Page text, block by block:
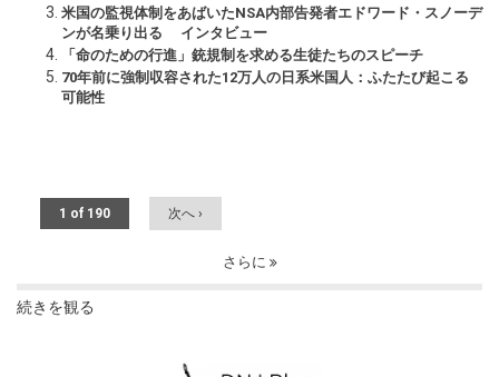
米国の監視体制をあばいたNSA内部告発者エドワード・スノーデ
ンが名乗り出る インタビュー
「命のための行進」銃規制を求める生徒たちのスピーチ
70年前に強制収容された12万人の日系米国人：ふたたび起こる
可能性
1 of 190 次へ ›
さらに
続きを観る